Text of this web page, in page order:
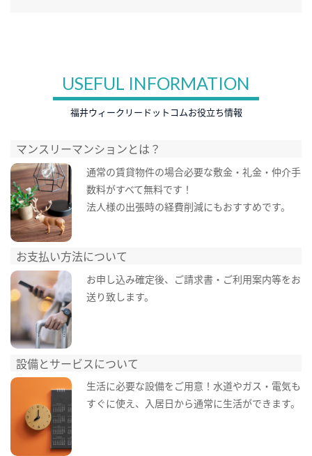
USEFUL INFORMATION
福井ウィークリードットコムお役立ち情報
マンスリーマンションとは？
通常の賃貸物件の場合必要な敷金・礼金・仲介手
数料がすべて無料です！
法人様の出張時の経費削減にもおすすめです。
お支払い方法について
お申し込み確定後、ご請求書・ご利用案内等をお
送り致します。
設備とサービスについて
生活に必要な設備をご用意！水道やガス・電気も
すぐに使え、入居日から通常に生活ができます。